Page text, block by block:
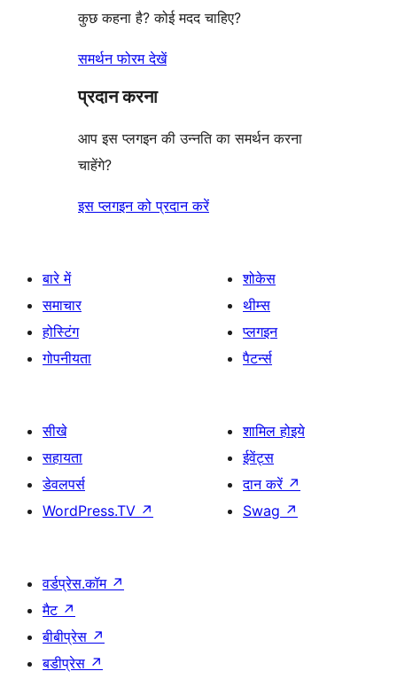
कुछ कहना है? कोई मदद चाहिए?
समर्थन फोरम देखें
प्रदान करना
आप इस प्लगइन की उन्नति का समर्थन करना
चाहेंगे?
इस प्लगइन को प्रदान करें
बारे में
समाचार
होस्टिंग
गोपनीयता
शोकेस
थीम्स
प्लगइन
पैटर्न्स
सीखे
सहायता
डेवलपर्स
WordPress.TV ↗
शामिल होइये
ईवेंट्स
दान करें ↗
Swag ↗
वर्डप्रेस.कॉम ↗
मैट ↗
बीबीप्रेस ↗
बडीप्रेस ↗